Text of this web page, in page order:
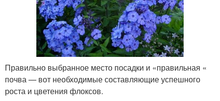
Правильно выбранное место посадки и «правильная «
почва — вот необходимые составляющие успешного
роста и цветения флоксов.